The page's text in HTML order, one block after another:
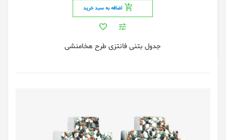
اضافه به سبد خرید
جدول بتنی فانتزی طرح هخامنشی